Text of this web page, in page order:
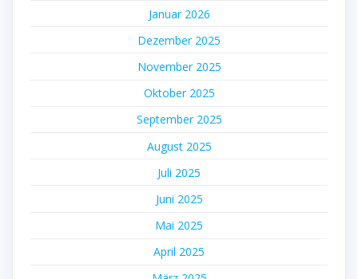
Januar 2026
Dezember 2025
November 2025
Oktober 2025
September 2025
August 2025
Juli 2025
Juni 2025
Mai 2025
April 2025